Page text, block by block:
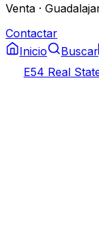
Venta ·
Contactar
Inicio
Buscar
E54 Real